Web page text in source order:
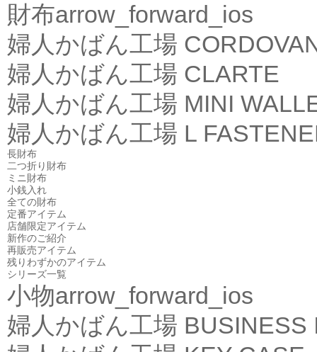
財布arrow_forward_ios
婦人かばん工場
婦人かばん工場 CLARTE
婦人かばん工場 MINI
婦人かばん工場 L
長財布
二つ折り財布
ミニ財布
小銭入れ
全ての財布
定番アイテム
店舗限定アイテム
新作のご紹介
再販売アイテム
残りわずかのアイテム
シリーズ一覧
小物arrow_forward_ios
婦人かばん工場 BUSINESS